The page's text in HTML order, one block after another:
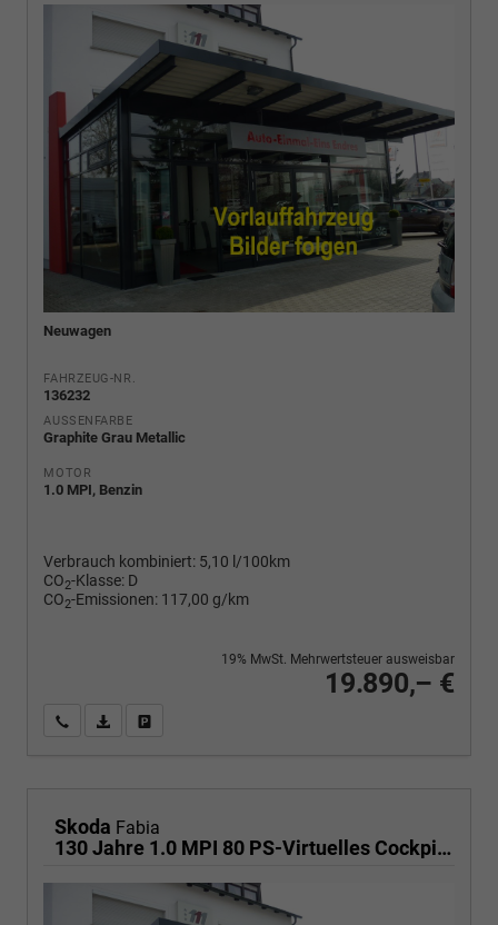
Neuwagen
FAHRZEUG-NR.
136232
AUSSENFARBE
Graphite Grau Metallic
MOTOR
1.0 MPI, Benzin
Verbrauch kombiniert: 5,10 l/100km
CO2-Klasse: D
CO2-Emissionen: 117,00 g/km
19.890,– €
19% MwSt. Mehrwertsteuer ausweisbar
Wir rufen Sie anPDF-Fahrzeugexposé drucken
Skoda Fabia
130 Jahre 1.0 MPI 80 PS-Virtuelles Cockpit-AppleCarplay-Android-Auto-LED-Klima-Tempomat-Rückfahrkamera-DAB-SHZ-15" Alu-sofort